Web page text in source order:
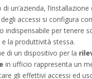
di un’azienda,
accessi si configura
indispensabile per tenere
e la produttività stessa.
di un dispositivo per la
in ufficio rappresenta un
gli effettivi accessi ed